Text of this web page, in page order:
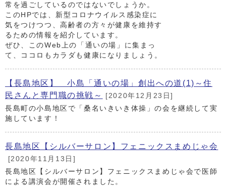
常を過ごしているのではないでしょうか。
このHPでは、新型コロナウイルス感染症に
気をつけつつ、高齢者の方々が健康を維持す
るための情報を紹介しています。
ぜひ、このWeb上の「通いの場」に集まっ
て、ココロもカラダも健康になりましょう。
【長島地区】 小島「通いの場」創出への道(1)～住
民さんと専門職の挑戦～
[2020年12月23日]
長島町の小島地区で「桑名いきいき体操」の会を継続して実
施しています！
長島地区【シルバーサロン】フェニックスまめじゃ会
[2020年11月13日]
長島地区【シルバーサロン】フェニックスまめじゃ会で医師
による講演会が開催されました。